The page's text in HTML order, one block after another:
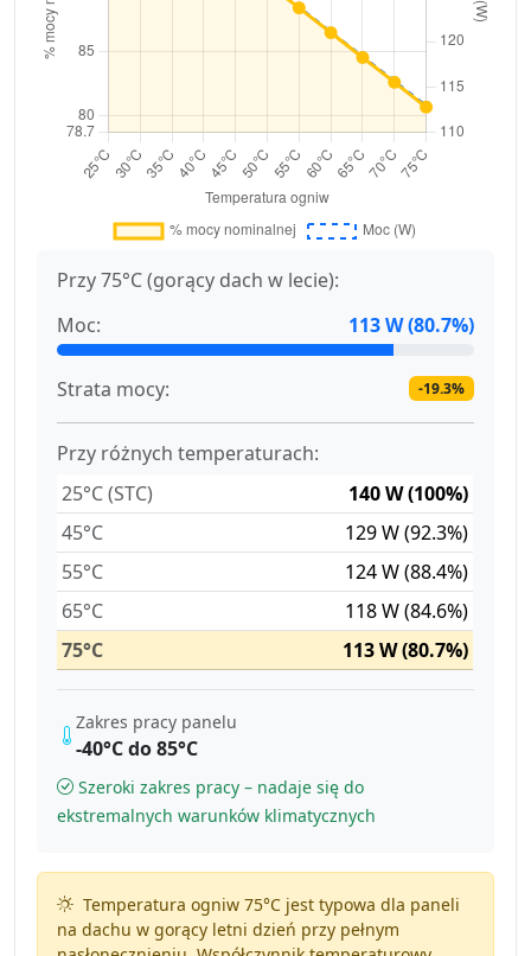
Przy 75°C (gorący dach w lecie):
Moc:
113 W (80.7%)
Strata mocy: -19.3%
Przy różnych temperaturach:
25°C (STC)
140 W (100%)
45°C
129 W (92.3%)
55°C
124 W (88.4%)
65°C
118 W (84.6%)
75°C
113 W (80.7%)
Zakres pracy panelu
-40°C do 85°C
Szeroki zakres pracy – nadaje się do
ekstremalnych warunków klimatycznych
Temperatura ogniw 75°C jest typowa dla paneli
na dachu w gorący letni dzień przy pełnym